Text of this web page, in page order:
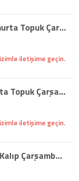
3 Bağlı Sivri Burun Yumurta Topuk Çarşamba Ayakkabısı (103)
iletişime geçin.
Tam Sivri Burun Yumurta Topuk Çarşamba Ayakkabısı (107)
iletişime geçin.
5 Bağcıklı Çift Yüz Dar Kalıp Çarşamba Ayakkabısı (108)